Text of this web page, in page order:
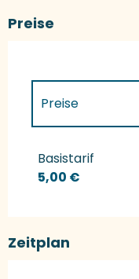
Preise
Preise
Preise 2027
Basistarif
5,00 €
Zeitplan